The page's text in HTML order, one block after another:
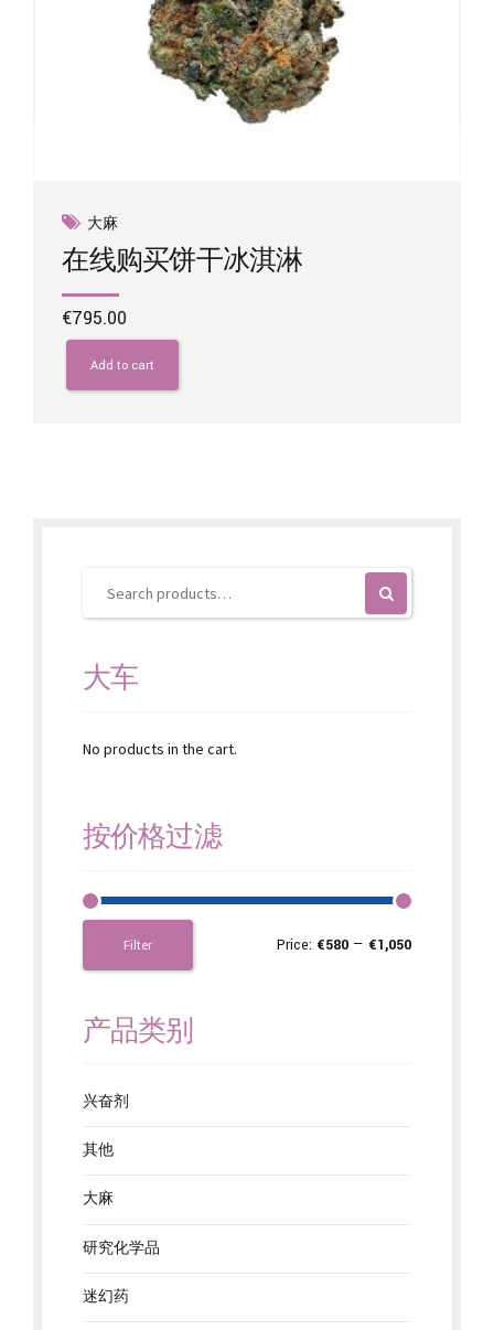
大麻
在线购买饼干冰淇淋
€795.00
Add to cart
大车
No products in the cart.
按价格过滤
Filter Price: €580 — €1,050
产品类别
兴奋剂
其他
大麻
研究化学品
迷幻药